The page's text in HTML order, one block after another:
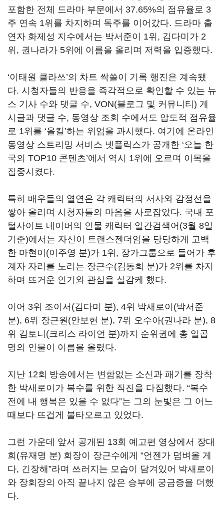
포함한 전체 드라마 부문에서 37.65%의 점유율로 3
주 연속 1위를 차지하며 독주를 이어갔다. 드라마 출
연자 화제성 지수에서는 박서준이
1위 , 김다미가 2
위 , 권나라가 5위에 이름을 올리며 저력을 입증했다.
‘이태원 클라쓰’의 차트 싹쓸이 기록 행진은 계속됐
다. 시청자들의 반응을 즉각적으로 확인할 수 있는 뉴
스 기사 수와 댓글 수, VON(블로그 및 커뮤니티 ) 게
시글과 댓글 수, 동영상 조회 수에서도 압도적 점유율
로 1위를 ‘올킬 ’하는 위엄을 과시했다. 여기에 온라인
동영상 스트리밍 서비스 넷플릭스가 공개한 ‘오늘 한
국의 TOP10 콘텐츠’에서 역시 1위에 오르며 이목을
집중시켰다.
특히 배우들의 열연은 각 캐릭터의 서사와 감정선을
쌓아 올리며 시청자들의 마음을 사로잡았다. 국내 포
털사이트 네이버의 인물 캐릭터 일간검색어 (3월 8일
기준)에서는 자신이 트랜스젠더임을 당당하게 고백
한 마현이 (이주영 분)가 1위 , 장가그룹으로 들어가 후
계자 자리를 노리는 장근수(김동희 분)가 2위를 차지
하며 뜨거운 인기와 관심을 실감케 했다.
이어 3위 조이서 (김다미 분), 4위 박새로이 (박서준
분), 6위 장근원 (안보현 분), 7위 오수아(권나라 분), 8
위 김토니 (크리스 라이언 분)까지 순위권에 총 일곱
명의 인물이 이름을 올렸다.
지난 12회 방송에서는 변함없는 소신과 패기를 장착
한 박새로이가 복수를 위한 직진을 다짐했다. “복수
전에 내 행복은 있을 수 없다”는 그의 눈빛은 그 어느
때보다 뜨겁게 불타오르고 있었다.
그런 가운데 앞서 공개된 13회 예고편 영상에서 장대
희 (유재명 분) 회장이 장근수에게 “언젠가 덤벼올 게
다, 긴장해 ”라며 쓰러지는 모습이 담겨있어 박새로이
와 장회장의 아직 끝나지 않은 승부에 궁금증을 더했
다.